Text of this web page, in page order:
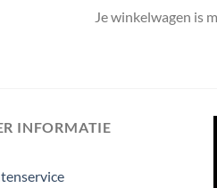
Je winkelwagen is
INFORMATIE